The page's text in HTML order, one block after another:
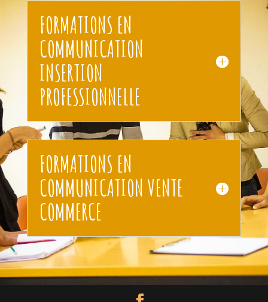
FORMATIONS EN
COMMUNICATION
INSERTION
PROFESSIONNELLE
FORMATIONS EN
COMMUNICATION VENTE
COMMERCE